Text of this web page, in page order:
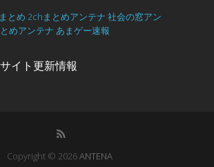
とめ 2chまとめアンテナ 社会の窓アン
めアンテナ あまゲー速報
イト更新情報
Copyright © 2026ANTENA